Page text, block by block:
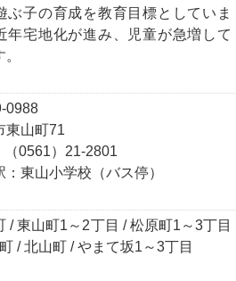
ぶ子の育成を教育目標としていま
年宅地化が進み、児童が急増して
0988
東山町71
（0561）21-2801
：東山小学校（バス停）
/ 東山町1～2丁目 / 松原町1～3丁目
/ 北山町 / やまて坂1～3丁目